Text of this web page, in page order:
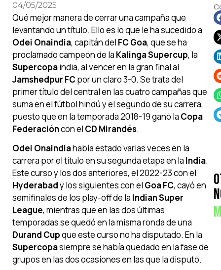
04/05/2025
Qué mejor manera de cerrar una campaña que
levantando un título. Ello es lo que le ha sucedido a
Odei Onaindia, capitán del FC Goa, que se ha
proclamado campeón de la Kalinga Supercup, la
Supercopaindia, al vencer en la gran final al
Jamshedpur FCpor un claro 3-0. Se trata del
primer título del central en las cuatro campañas que
suma en el fútbol hindú y el segundo de su carrera,
puesto que en la temporada 2018-19 ganó la Copa
Federacióncon el CD Mirandés.
Odei Onaindiahabía estado varias veces en la
carrera por el título en su segunda etapa en la India.
Este curso y los dos anteriores, el 2022-23 con el
Hyderabady los siguientes con el Goa FC, cayó en
semifinales de los play-off de la Indian Super
League, mientras que en las dos últimas
temporadas se quedó en la misma ronda de una
Durand Cupque este curso no ha disputado. En la
Supercopasiempre se había quedado en la fase de
grupos en las dos ocasiones en las que la disputó.